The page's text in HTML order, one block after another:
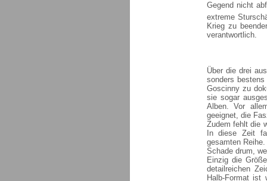
Gegend nicht
extreme
Krieg zu
verantwortlich.
Über die drei
sonders
Goscinny zu
sie sogar
Alben. Vor
geeignet, die
Zudem fehlt die
In diese Zeit
gesamten Reihe.
Schade drum,
Einzig die
detailreichen
Halb-Format ist